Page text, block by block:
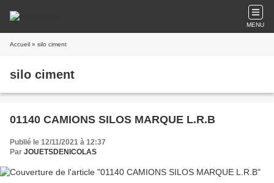
MENU
Accueil » silo ciment
silo ciment
01140 CAMIONS SILOS MARQUE L.R.B
Publié le 12/11/2021 à 12:37
Par JOUETSDENICOLAS